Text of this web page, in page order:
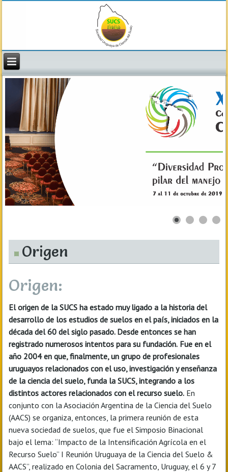
Origen
Origen:
El origen de la SUCS ha estado muy ligado a la historia del
desarrollo de los estudios de suelos en el país, iniciados en la
década del 60 del siglo pasado. Desde entonces se han
registrado numerosos intentos para su fundación. Fue en el
año 2004 en que, finalmente, un grupo de profesionales
uruguayos relacionados con el uso, investigación y enseñanza
de la ciencia del suelo, funda la SUCS, integrando a los
distintos actores relacionados con el recurso suelo. En
conjunto con la Asociación Argentina de la Ciencia del Suelo
(AACS) se organiza, entonces, la primera reunión de esta
nueva sociedad de suelos, que fue el Simposio Binacional
bajo el lema: “Impacto de la Intensificación Agrícola en el
Recurso Suelo” I Reunión Uruguaya de la Ciencia del Suelo &
AACS”, realizado en Colonia del Sacramento, Uruguay, el 6 y 7